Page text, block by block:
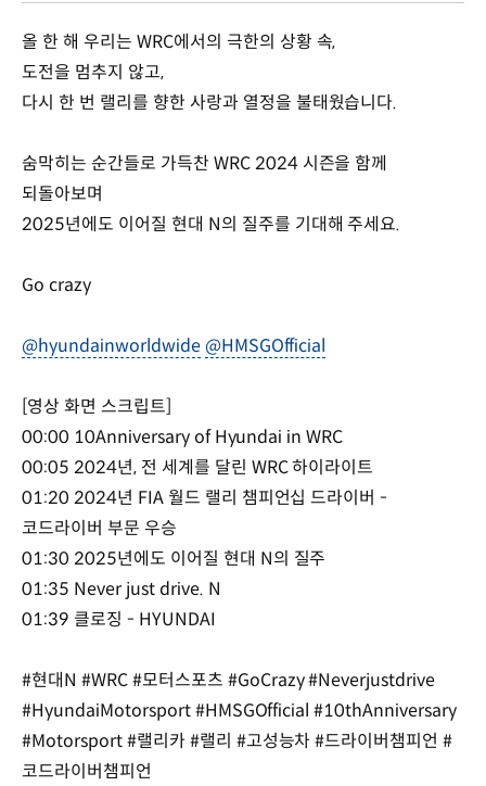
올 한 해 우리는 WRC에서의 극한의 상황 속,
도전을 멈추지 않고,
다시 한 번 랠리를 향한 사랑과 열정을 불태웠습니다.
숨막히는 순간들로 가득찬 WRC 2024 시즌을 함께
되돌아보며
2025년에도 이어질 현대 N의 질주를 기대해 주세요.
Go crazy
@hyundainworldwide @HMSGOfficial
[영상 화면 스크립트]
00:00 10Anniversary of Hyundai in WRC
00:05 2024년, 전 세계를 달린 WRC 하이라이트
01:20 2024년 FIA 월드 랠리 챔피언십 드라이버 -
코드라이버 부문 우승
01:30 2025년에도 이어질 현대 N의 질주
01:35 Never just drive. N
01:39 클로징 - HYUNDAI
#현대N #WRC #모터스포츠 #GoCrazy #Neverjustdrive
#HyundaiMotorsport #HMSGOfficial #10thAnniversary
#Motorsport #랠리카 #랠리 #고성능차 #드라이버챔피언 #
코드라이버챔피언